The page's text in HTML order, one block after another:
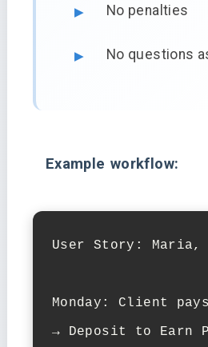
No penalties
No questions
Example workflow:
User Story: Maria,
Monday: Client
→ Deposit to Earn